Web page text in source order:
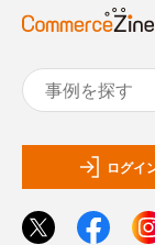
ログイ